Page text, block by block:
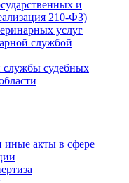
и
210-ФЗ)
услуг
службой
службы судебных
акты в сфере